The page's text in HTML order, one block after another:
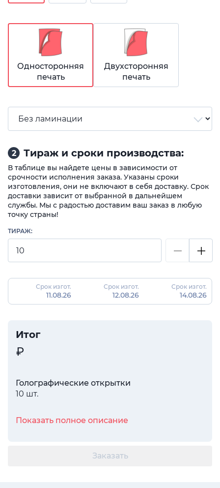
Односторонняя
печать
Двухсторонняя
печать
2 Тираж и сроки производства:
В таблице вы найдете цены в зависимости от
срочности исполнения заказа. Указаны сроки
изготовления, они не включают в себя доставку. Срок
доставки зависит от выбранной в дальнейшем
службы. Мы с радостью доставим ваш заказ в любую
точку страны!
ТИРАЖ:
Срок изгот.
11.08.26
Срок изгот.
12.08.26
Срок изгот.
14.08.26
Итог
Голографические открытки
10 шт.
Показать полное описание
Заказать